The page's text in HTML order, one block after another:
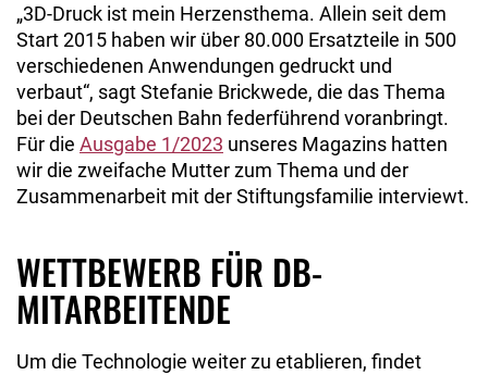
„3D-Druck ist mein Herzensthema. Allein seit dem
Start 2015 haben wir über 80.000 Ersatzteile in 500
verschiedenen Anwendungen gedruckt und
verbaut“, sagt Stefanie Brickwede, die das Thema
bei der Deutschen Bahn federführend voranbringt.
Für die Ausgabe 1/2023 unseres Magazins hatten
wir die zweifache Mutter zum Thema und der
Zusammenarbeit mit der Stiftungsfamilie interviewt.
WETTBEWERB FÜR DB-
MITARBEITENDE
Um die Technologie weiter zu etablieren, findet